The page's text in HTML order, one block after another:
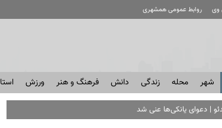
وی روابط عمومی همشهری
شهر محله زندگی دانش فرهنگ و هنر ورزش
| دعوای یانکی‌ها عنی شد